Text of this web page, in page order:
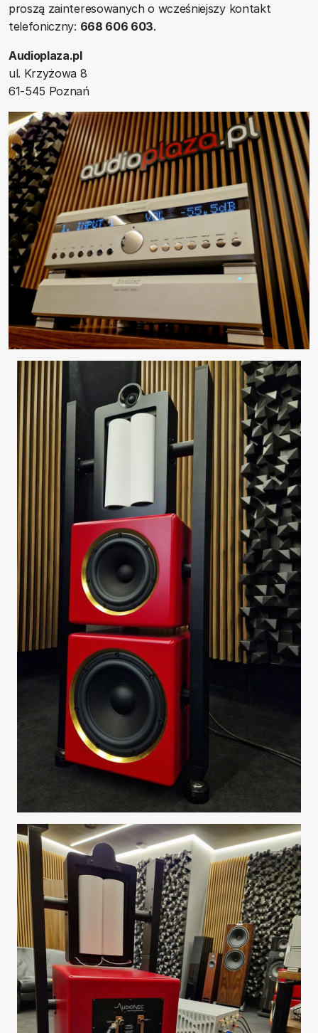
proszą zainteresowanych o wcześniejszy kontakt
telefoniczny: 668 606 603.
Audioplaza.pl
ul. Krzyżowa 8
61-545 Poznań